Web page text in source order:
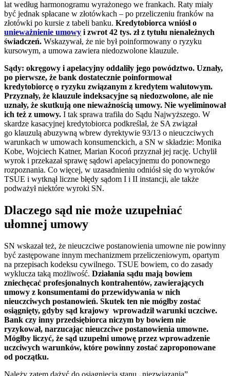
lat według harmonogramu wyrażonego we frankach. Raty miały
być jednak spłacane w złotówkach – po przeliczeniu franków na
złotówki po kursie z tabeli banku. Kredytobiorca wniósł o
unieważnienie umowy i zwrot 42 tys. zł z tytułu nienależnych
świadczeń. Wskazywał, że nie był poinformowany o ryzyku
kursowym, a umowa zawiera niedozwolone klauzule.
Sądy: okręgowy i apelacyjny oddaliły jego powództwo. Uznały,
po pierwsze, że bank dostatecznie poinformował
kredytobiorcę o ryzyku związanym z kredytem walutowym.
Przyznały, że klauzule indeksacyjne są niedozwolone, ale nie
uznały, że skutkują one nieważnością umowy. Nie wyeliminował
ich też z umowy. I tak sprawa trafiła do Sądu Najwyższego. W
skardze kasacyjnej kredytobiorca podkreślał, że SA związał
go klauzulą abuzywną wbrew dyrektywie 93/13 o nieuczciwych
warunkach w umowach konsumenckich, a SN w składzie: Monika
Kobe, Wojciech Katner, Marian Kocoń przyznał jej rację. Uchylił
wyrok i przekazał sprawę sądowi apelacyjnemu do ponownego
rozpoznania. Co więcej, w uzasadnieniu odniósł się do wyroków
TSUE i wytknął liczne błędy sądom I i II instancji, ale także
podważył niektóre wyroki SN.
Dlaczego sąd nie może uzupełniać
ułomnej umowy
SN wskazał też, że nieuczciwe postanowienia umowne nie powinny
być zastępowane innym mechanizmem przeliczeniowym, opartym
na przepisach kodeksu cywilnego. TSUE bowiem, co do zasady
wyklucza taką możliwość. Działania sądu mają bowiem
zniechęcać profesjonalnych kontrahentów, zawierających
umowy z konsumentami do przewidywania w nich
nieuczciwych postanowień. Skutek ten nie mógłby zostać
osiągnięty, gdyby sąd krajowy wprowadził warunki uczciwe.
Bank czy inny przedsiębiorca niczym by bowiem nie
ryzykował, narzucając nieuczciwe postanowienia umowne.
Mógłby liczyć, że sąd uzupełni umowę przez wprowadzenie
uczciwych warunków, które powinny zostać zaproponowane
od początku.